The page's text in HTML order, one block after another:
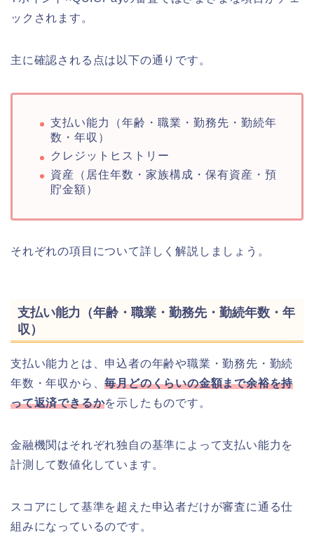
ックされます。
主に確認される点は以下の通りです。
支払い能力（年齢・職業・勤務先・勤続年
数・年収）
クレジットヒストリー
資産（居住年数・家族構成・保有資産・預
貯金額）
それぞれの項目について詳しく解説しましょう。
支払い能力（年齢・職業・勤務先・勤続年数・年
収）
支払い能力とは、申込者の年齢や職業・勤務先・勤続
年数・年収から、毎月どのくらいの金額まで余裕を持
って返済できるかを示したものです。
金融機関はそれぞれ独自の基準によって支払い能力を
計測して数値化しています。
スコアにして基準を超えた申込者だけが審査に通る仕
組みになっているのです。